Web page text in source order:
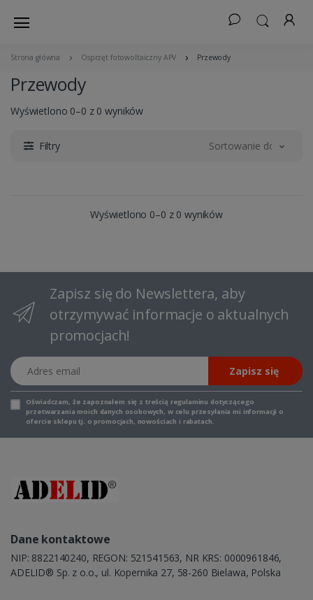
Strona główna Osprzęt fotowoltaiczny APV Przewody
Przewody
Wyświetlono 0–0 z 0 wyników
Filtry Sortowanie domyślne
Wyświetlono 0–0 z 0 wyników
Zapisz się do Newslettera, aby
otrzymywać informacje o aktualnych
promocjach!
Adres email
Zapisz się
Oświadczam, że zapoznałem się z treścią regulaminu dotyczącego
przetwarzania moich danych osobowych, w celu przesyłania mi informacji o
ofercie sklepu tj. o promocjach, nowościach i rabatach.
Dane kontaktowe
NIP: 8822140240, REGON: 521541563, NR KRS: 0000961846,
ADELID® Sp. z o.o., ul. Kopernika 27, 58-260 Bielawa, Polska